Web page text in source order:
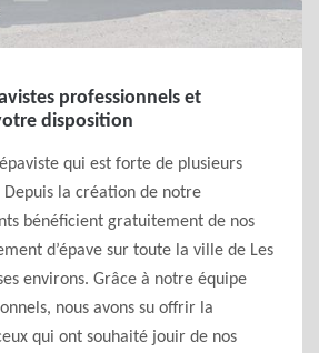
professionnels et
disposition
qui est forte de plusieurs
Depuis la création de notre
bénéficient gratuitement de nos
d’épave sur toute la ville de Les
environs. Grâce à notre équipe
nous avons su offrir la
qui ont souhaité jouir de nos